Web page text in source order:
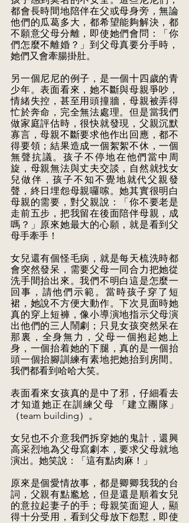
都會長時間地陪伴在父或母身旁，無論
他們的瓜葛多大，都希望能夠解決，都
不願意父母分離，即使她們會問：「你
們怎麼不離婚？」到父母真要分手時，
她們又會牽腸掛肚。
另一個尼尼的例子，是一個十四歲的青
少年。表面看來，她不斷與母親爭吵，
情緒失控，甚至用頭撞牆，母親被弄得
忙於奔命，完全無法處理。但是當我們
做家庭評估時，很快就發現，父親沉默
寡言，母親不斷要求他作出回應，都不
得要領；結果造成一個絮絮不休，一個
無聲抗議。孩子不停地在他們當中周
旋，母親無法與丈夫交談，自然就找女
兒做伴，孩子不知不覺地就代父親發
聲，終日埋怨母親囉嗦。她其實很明白
母親的需要，對父親說：「你不要老是
走前五步，把我留在後面陪伴母親，成
嗎？」原來她最大的心願，就是看到父
母手牽手！
女兒還有個怪毛病，就是每天梳洗時都
會突然發呆，需要父母一同合力把她從
洗手間抬出來。我們不明白這是怎麼一
回事，請他們示範。當時孩子穿了短
裙，她說不方便大動作。下次見面時她
真的穿上短褲，像小導演地指示父母演
出他們的三人鬧劇；只見女孩突然呆在
那裏，全身無力，父母一個抱起她上
身，一個抬着她的下腿，真的是一個抬
頭一個抬腳訓練有素地把她抬到房間。
我們都看到哈哈大笑。
表面看來女孩真的是中了邪，仔細看去
才知道她正在訓練父母 「建立團隊」
（team building）。
女兒也不介意我們拆穿她的鬼計，還興
高采烈地為父母寫劇本，要求父母就地
演出。她笑說：「這有點肉麻！」
原來是個愛情故事，都是卿卿我我的台
詞，父親有點尷尬，但是還是順着女兒
的意拉起妻子的手；母親笑面迎人，顯
得十分受用，看到父母放下怨懟，即使